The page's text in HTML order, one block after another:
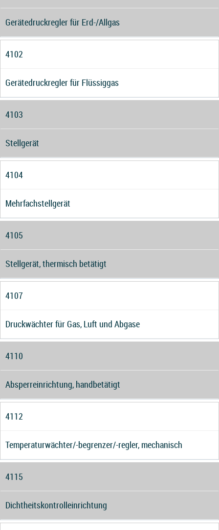
Gerätedruckregler für Erd-/Allgas
4102
Gerätedruckregler für Flüssiggas
4103
Stellgerät
4104
Mehrfachstellgerät
4105
Stellgerät, thermisch betätigt
4107
Druckwächter für Gas, Luft und Abgase
4110
Absperreinrichtung, handbetätigt
4112
Temperaturwächter/-begrenzer/-regler, mechanisch
4115
Dichtheitskontrolleinrichtung